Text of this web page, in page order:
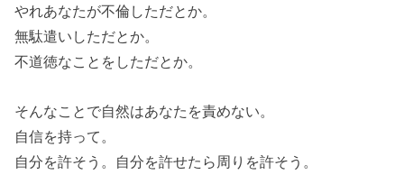
やれあなたが不倫しただとか。
無駄遣いしただとか。
不道徳なことをしただとか。
そんなことで自然はあなたを責めない。
自信を持って。
自分を許そう。自分を許せたら周りを許そう。